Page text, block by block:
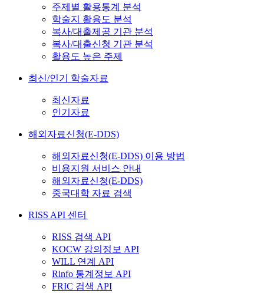
주제별 활용통계 분석
학술지 활용도 분석
복사/대출제공 기관 분석
복사/대출신청 기관 분석
활용도 높은 주제
최신/인기 학술자료
최신자료
인기자료
해외자료신청(E-DDS)
해외자료신청(E-DDS) 이용 방법
비용지원 서비스 안내
해외자료신청(E-DDS)
중국대학 자료 검색
RISS API 센터
RISS 검색 API
KOCW 강의정보 API
WILL 연계 API
Rinfo 통계정보 API
FRIC 검색 API